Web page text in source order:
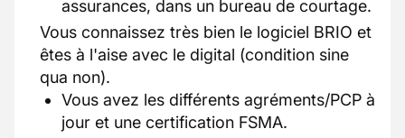
assurances, dans un bureau de courtage.
Vous connaissez très bien le logiciel BRIO et
êtes à l'aise avec le digital (condition sine
qua non).
Vous avez les différents agréments/PCP à
jour et une certification FSMA.